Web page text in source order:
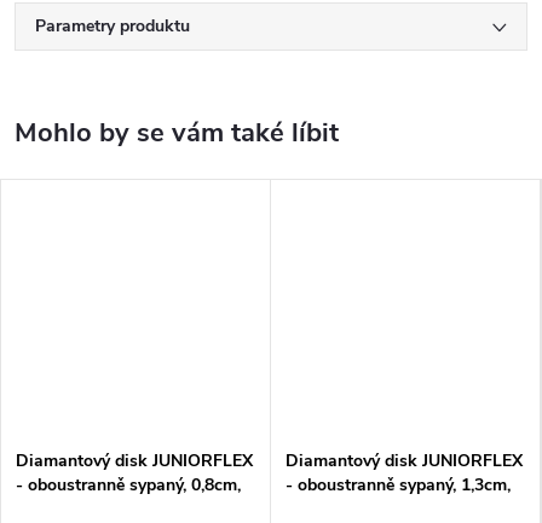
Parametry produktu
Diamantový disk JUNIORFLEX
- oboustranně sypaný, 0,8cm,
Diamantový disk JUNIORFLEX
- oboustranně sypaný, 1,3cm,